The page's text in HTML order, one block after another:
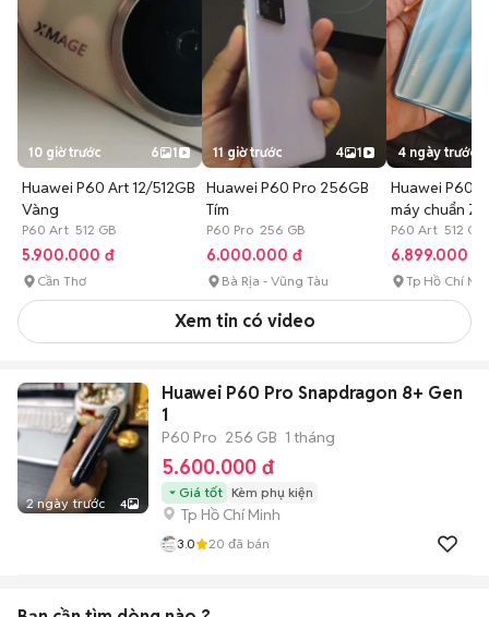
10 giờ trước 6 1
Huawei P60 Art 12/512GB
Vàng
P60 Art 512 GB
5.900.000 đ
Cần Thơ
11 giờ trước 4 1
Huawei P60 Pro 256GB
Tím
P60 Pro 256 GB
6.000.000 đ
Bà Rịa - Vũng Tàu
4 ngày trước
Huawei P60
máy chuẩn
HẢO CN
P60 Art 512 GB
6.899.000 đ
Tp Hồ Chí
Xem tin có video
2 ngày trước 4
Huawei P60 Pro Snapdragon 8+ Gen
1
P60 Pro 256 GB 1 tháng
5.600.000 đ
Giá tốt Kèm phụ kiện
Tp Hồ Chí Minh
3.0 20 đã bán